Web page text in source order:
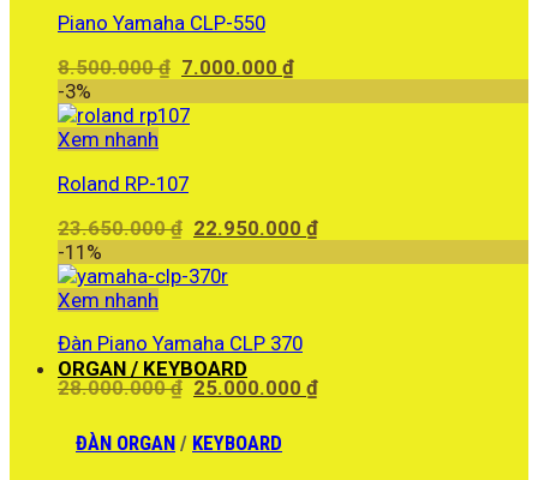
Piano Yamaha CLP-550
8.500.000₫ Giá
là:
7.000.000₫Giá
-3%
Xem nhanh
Roland RP-107
23.650.000₫ Giá
là:
22.950.000₫Giá
-11%
Xem nhanh
Đàn Piano Yamaha CLP 370
28.000.000₫ Giá
là:
28.000.000 ₫.
25.000.000₫Giá
ORGAN / KEYBOARD
ĐÀN ORGAN / KEYBOARD